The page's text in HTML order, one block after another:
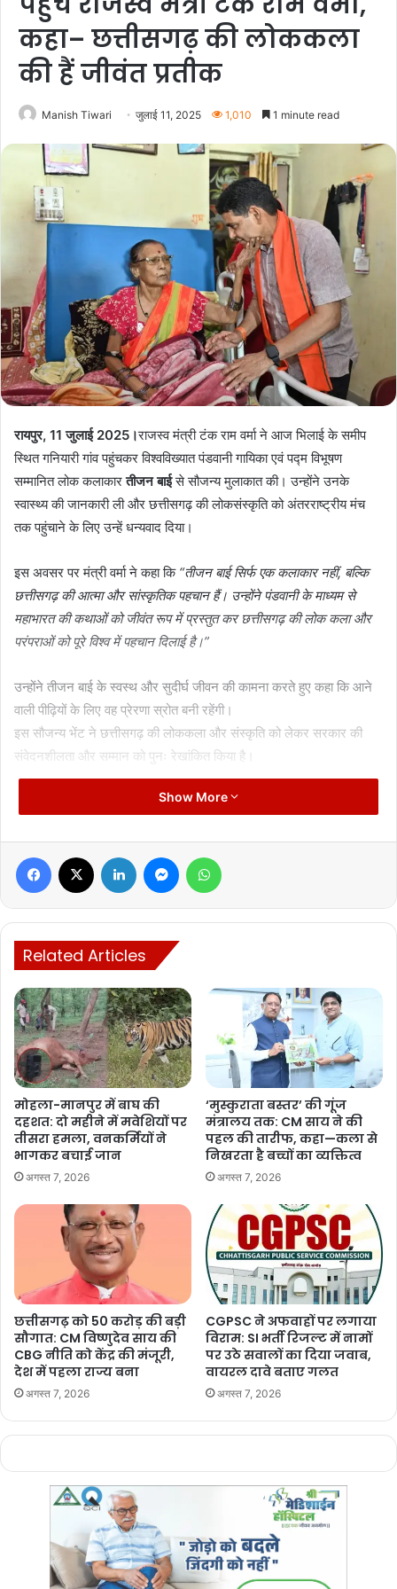
कहा– छत्तीसगढ़ की लोककला
की हैं जीवंत प्रतीक
Manish Tiwari जुलाई 11, 2025 1,010 1 minute read
रायपुर, 11 जुलाई 2025।राजस्व मंत्री टंक राम वर्मा ने आज भिलाई के समीप
स्थित गनियारी गांव पहुंचकर विश्वविख्यात पंडवानी गायिका एवं पद्म विभूषण
सम्मानित लोक कलाकारतीजन बाईसे सौजन्य मुलाकात की। उन्होंने उनके
स्वास्थ्य की जानकारी ली और छत्तीसगढ़ की लोकसंस्कृति को अंतरराष्ट्रीय मंच
तक पहुंचाने के लिए उन्हें धन्यवाद दिया।
इस अवसर पर मंत्री वर्मा ने कहा कि “तीजन बाई सिर्फ एक कलाकार नहीं, बल्कि
छत्तीसगढ़ की आत्मा और सांस्कृतिक पहचान हैं। उन्होंने पंडवानी के माध्यम से
महाभारत की कथाओं को जीवंत रूप में प्रस्तुत कर छत्तीसगढ़ की लोक कला और
परंपराओं को पूरे विश्व में पहचान दिलाई है।”
उन्होंने तीजन बाई के स्वस्थ और सुदीर्घ जीवन की कामना करते हुए कहा कि आने
वाली पीढ़ियों के लिए वह प्रेरणा स्रोत बनी रहेंगी।
इस सौजन्य भेंट ने छत्तीसगढ़ की लोककला और संस्कृति को लेकर सरकार की
संवेदनशीलता और सम्मान को पुनः रेखांकित किया है।
Manish Tiwari
Show More
Facebook LinkedIn Messenger
Related Articles
मोहला-मानपुर में बाघ की
दहशत: दो महीने में मवेशियों पर
तीसरा हमला, वनकर्मियों ने
भागकर बचाई जान
अगस्त 7, 2026
‘मुस्कुराता बस्तर’ की गूंज
मंत्रालय तक: CM साय ने की
पहल की तारीफ, कहा—कला से
निखरता है बच्चों का व्यक्तित्व
अगस्त 7, 2026
छत्तीसगढ़ को 50 करोड़ की बड़ी
सौगात: CM विष्णुदेव साय की
CBG नीति को केंद्र की मंजूरी,
देश में पहला राज्य बना
अगस्त 7, 2026
CGPSC ने अफवाहों पर लगाया
विराम: SI भर्ती रिजल्ट में नामों
पर उठे सवालों का दिया जवाब,
वायरल दावे बताए गलत
अगस्त 7, 2026